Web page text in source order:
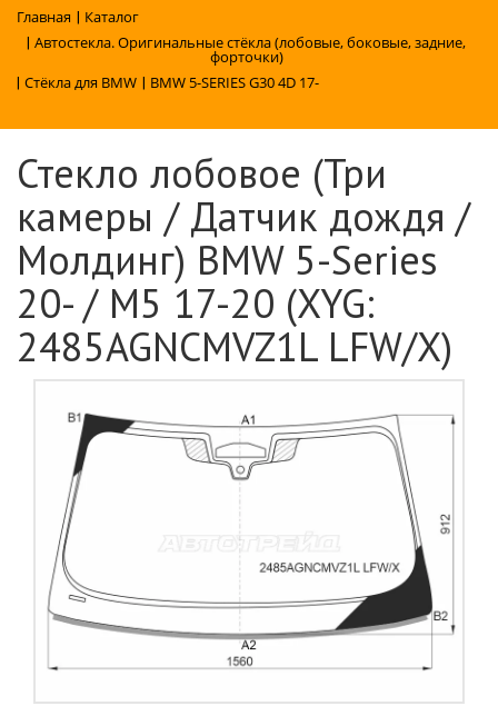
Главная | Каталог
| Автостекла. Оригинальные стёкла (лобовые, боковые, задние,
форточки)
| Стёкла для BMW | BMW 5-SERIES G30 4D 17-
Стекло лобовое (Три
камеры / Датчик дождя /
Молдинг) BMW 5-Series
20- / M5 17-20 (XYG:
2485AGNCMVZ1L LFW/X)